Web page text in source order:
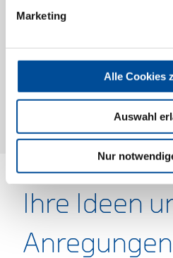
Marketing
Alle Cookies
Auswahl
Nur
Werkzeugwagen und
Mehr
Mehr anzeigen
Ihre Ideen
Anregungen